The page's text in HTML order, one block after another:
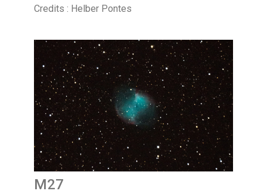
Credits : Helber Pontes
M27